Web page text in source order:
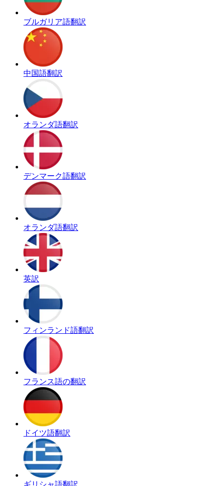
ブルガリア語翻訳
中国語翻訳
オランダ語翻訳
デンマーク語翻訳
オランダ語翻訳
英訳
フィンランド語翻訳
フランス語の翻訳
ドイツ語翻訳
ギリシャ語翻訳